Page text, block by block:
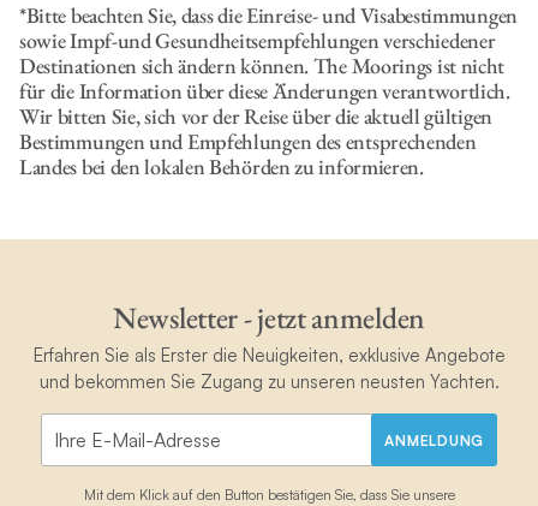
*Bitte beachten Sie, dass die Einreise- und Visabestimmungen
sowie Impf-und Gesundheitsempfehlungen verschiedener
Destinationen sich ändern können. The Moorings ist nicht
für die Information über diese Änderungen verantwortlich.
Wir bitten Sie, sich vor der Reise über die aktuell gültigen
Bestimmungen und Empfehlungen des entsprechenden
Landes bei den lokalen Behörden zu informieren.
Newsletter - jetzt anmelden
Erfahren Sie als Erster die Neuigkeiten, exklusive Angebote
und bekommen Sie Zugang zu unseren neusten Yachten.
ANMELDUNG
Mit dem Klick auf den Button bestätigen Sie, dass Sie unsere